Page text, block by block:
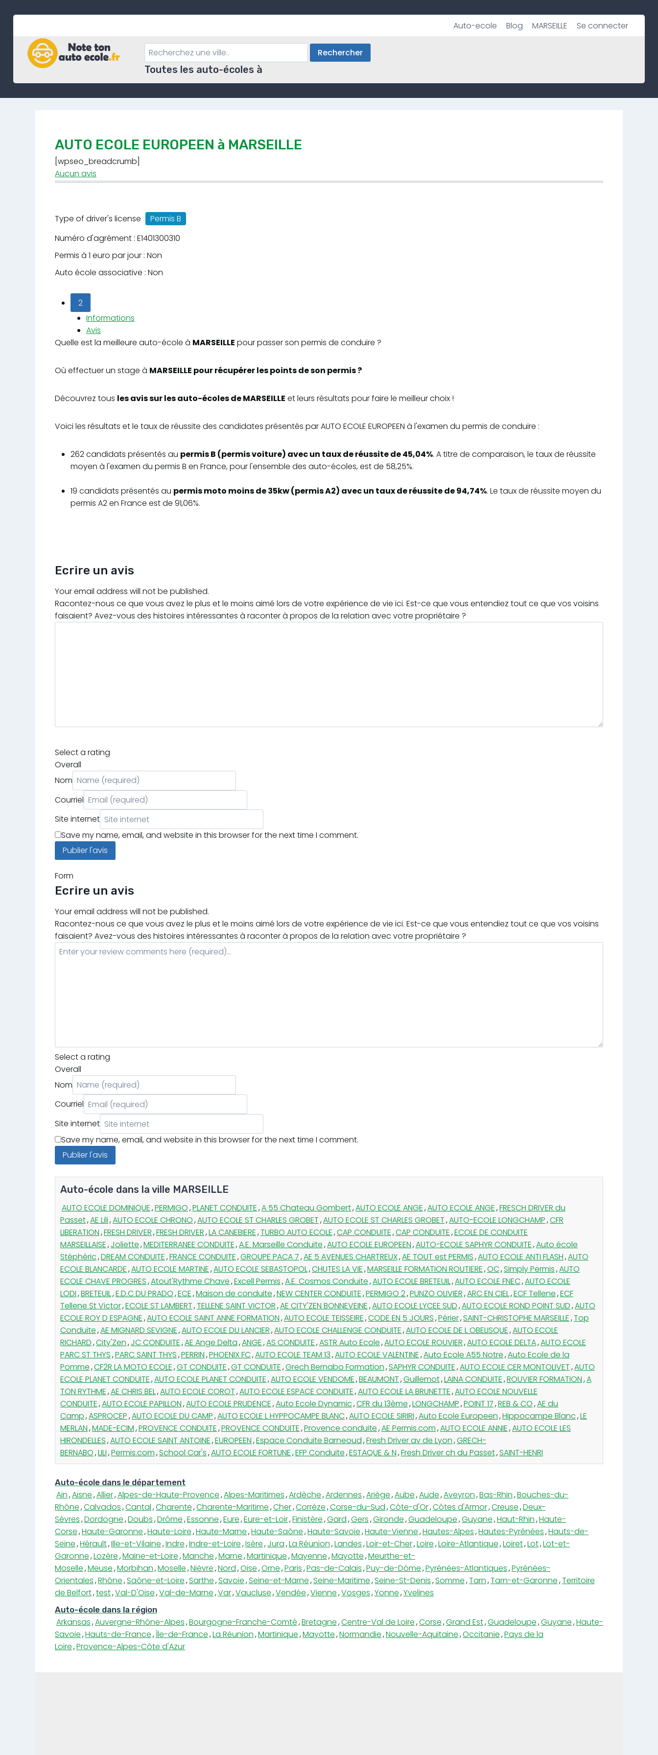
Auto-ecole Blog MARSEILLE Se connecter
Rechercher
Toutes les auto-écoles à
AUTO ECOLE EUROPEEN à MARSEILLE
[wpseo_breadcrumb]
Aucun avis
Type of driver's license
Permis B
Numéro d'agrément : E1401300310
Permis à 1 euro par jour : Non
Auto école associative : Non
2
Informations
Avis
Quelle est la meilleure auto-école à MARSEILLE pour passer son permis de conduire ?
Où effectuer un stage à MARSEILLE pour récupérer les points de son permis ?
Découvrez tous les avis sur les auto-écoles de MARSEILLE et leurs résultats pour faire le meilleur choix !
Voici les résultats et le taux de réussite des candidates présentés par AUTO ECOLE EUROPEEN à l'examen du permis de conduire :
262 candidats présentés au permis B (permis voiture) avec un taux de réussite de 45,04%. A titre de comparaison, le taux de réussite
moyen à l'examen du permis B en France, pour l'ensemble des auto-écoles, est de 58,25%.
19 candidats présentés au permis moto moins de 35kw (permis A2) avec un taux de réussite de 94,74%. Le taux de réussite moyen du
permis A2 en France est de 91,06%.
Ecrire un avis
Your email address will not be published.
Racontez-nous ce que vous avez le plus et le moins aimé lors de votre expérience de vie ici. Est-ce que vous entendiez tout ce que vos voisins
faisaient? Avez-vous des histoires intéressantes à raconter à propos de la relation avec votre propriétaire ?
Select a rating
Overall
Nom
Courriel
Site internet
Save my name, email, and website in this browser for the next time I comment.
Form
Ecrire un avis
Your email address will not be published.
Racontez-nous ce que vous avez le plus et le moins aimé lors de votre expérience de vie ici. Est-ce que vous entendiez tout ce que vos voisins
faisaient? Avez-vous des histoires intéressantes à raconter à propos de la relation avec votre propriétaire ?
Select a rating
Overall
Nom
Courriel
Site internet
Save my name, email, and website in this browser for the next time I comment.
Auto-école dans la ville MARSEILLE
AUTO ECOLE DOMINIQUE,PERMIGO,PLANET CONDUITE,A 55 Chateau Gombert,AUTO ECOLE ANGE,AUTO ECOLE ANGE,FRESCH DRIVER du
Passet,AE Lili,AUTO ECOLE CHRONO,AUTO ECOLE ST CHARLES GROBET,AUTO ECOLE ST CHARLES GROBET,AUTO-ECOLE LONGCHAMP,CFR
LIBERATION,FRESH DRIVER,FRESH DRIVER,LA CANEBIERE,TURBO AUTO ECOLE,CAP CONDUITE,CAP CONDUITE,ECOLE DE CONDUITE
MARSEILLAISE,Joliette,MEDITERRANEE CONDUITE,A.E. Marseille Conduite,AUTO ECOLE EUROPEEN,AUTO-ECOLE SAPHYR CONDUITE,Auto école
Stéphéric,DREAM CONDUITE,FRANCE CONDUITE,GROUPE PACA 7,AE 5 AVENUES CHARTREUX,AE TOUT est PERMIS,AUTO ECOLE ANTI FLASH,AUTO
ECOLE BLANCARDE,AUTO ECOLE MARTINE,AUTO ECOLE SEBASTOPOL,CHUTES LA VIE,MARSEILLE FORMATION ROUTIERE,OC,Simply Permis,AUTO
ECOLE CHAVE PROGRES,Atout'Rythme Chave,Excell Permis,A.E. Cosmos Conduite,AUTO ECOLE BRETEUIL,AUTO ECOLE FNEC,AUTO ECOLE
LODI,BRETEUIL,E.D.C DU PRADO,ECE,Maison de conduite,NEW CENTER CONDUITE,PERMIGO 2,PUNZO OLIVIER,ARC EN CIEL,ECF Tellene,ECF
Tellene St Victor,ECOLE ST LAMBERT,TELLENE SAINT VICTOR,AE CITY'ZEN BONNEVEINE,AUTO ECOLE LYCEE SUD,AUTO ECOLE ROND POINT SUD,AUTO
ECOLE ROY D ESPAGNE,AUTO ECOLE SAINT ANNE FORMATION,AUTO ECOLE TEISSEIRE,CODE EN 5 JOURS,Périer,SAINT-CHRISTOPHE MARSEILLE,Top
Conduite,AE MIGNARD SEVIGNE,AUTO ECOLE DU LANCIER,AUTO ECOLE CHALLENGE CONDUITE,AUTO ECOLE DE L OBELISQUE,AUTO ECOLE
RICHARD,City'Zen,JC CONDUITE,AE Ange Delta,ANGE,AS CONDUITE,ASTR Auto Ecole,AUTO ECOLE ROUVIER,AUTO ECOLE DELTA,AUTO ECOLE
PARC ST THYS,PARC SAINT THYS,PERRIN,PHOENIX FC,AUTO ECOLE TEAM 13,AUTO ECOLE VALENTINE,Auto Ecole A55 Notre,Auto Ecole de la
Pomme,CF2R LA MOTO ECOLE,GT CONDUITE,GT CONDUITE,Grech Bernabo Formation,SAPHYR CONDUITE,AUTO ECOLE CER MONTOLIVET,AUTO
ECOLE PLANET CONDUITE,AUTO ECOLE PLANET CONDUITE,AUTO ECOLE VENDOME,BEAUMONT,Guillemot,LAINA CONDUITE,ROUVIER FORMATION,A
TON RYTHME,AE CHRIS BEL,AUTO ECOLE COROT,AUTO ECOLE ESPACE CONDUITE,AUTO ECOLE LA BRUNETTE,AUTO ECOLE NOUVELLE
CONDUITE,AUTO ECOLE PAPILLON,AUTO ECOLE PRUDENCE,Auto Ecole Dynamic,CFR du 13ème,LONGCHAMP,POINT 17,REB & CO,AE du
Camp,ASPROCEP,AUTO ECOLE DU CAMP,AUTO ECOLE L HYPPOCAMPE BLANC,AUTO ECOLE SIRIRI,Auto Ecole Europeen,Hippocampe Blanc,LE
MERLAN,MADE-ECIM,PROVENCE CONDUITE,PROVENCE CONDUITE,Provence conduite,AE Permis.com,AUTO ECOLE ANNIE,AUTO ECOLE LES
HIRONDELLES,AUTO ECOLE SAINT ANTOINE,EUROPEEN,Espace Conduite Barneoud,Fresh Driver av de Lyon,GRECH-
BERNABO,LILI,Permis.com,School Car's,AUTO ECOLE FORTUNE,EFP Conduite,ESTAQUE & N,Fresh Driver ch du Passet,SAINT-HENRI
Auto-école dans le département
Ain,Aisne,Allier,Alpes-de-Haute-Provence,Alpes-Maritimes,Ardèche,Ardennes,Ariège,Aube,Aude,Aveyron,Bas-Rhin,Bouches-du-
Rhône,Calvados,Cantal,Charente,Charente-Maritime,Cher,Corrèze,Corse-du-Sud,Côte-d'Or,Côtes d'Armor,Creuse,Deux-
Sèvres,Dordogne,Doubs,Drôme,Essonne,Eure,Eure-et-Loir,Finistère,Gard,Gers,Gironde,Guadeloupe,Guyane,Haut-Rhin,Haute-
Corse,Haute-Garonne,Haute-Loire,Haute-Marne,Haute-Saône,Haute-Savoie,Haute-Vienne,Hautes-Alpes,Hautes-Pyrénées,Hauts-de-
Seine,Hérault,Ille-et-Vilaine,Indre,Indre-et-Loire,Isère,Jura,La Réunion,Landes,Loir-et-Cher,Loire,Loire-Atlantique,Loiret,Lot,Lot-et-
Garonne,Lozère,Maine-et-Loire,Manche,Marne,Martinique,Mayenne,Mayotte,Meurthe-et-
Moselle,Meuse,Morbihan,Moselle,Nièvre,Nord,Oise,Orne,Paris,Pas-de-Calais,Puy-de-Dôme,Pyrénées-Atlantiques,Pyrénées-
Orientales,Rhône,Saône-et-Loire,Sarthe,Savoie,Seine-et-Marne,Seine-Maritime,Seine-St-Denis,Somme,Tarn,Tarn-et-Garonne,Territoire
de Belfort,test,Val-D'Oise,Val-de-Marne,Var,Vaucluse,Vendée,Vienne,Vosges,Yonne,Yvelines
Auto-école dans la région
Arkansas,Auvergne-Rhône-Alpes,Bourgogne-Franche-Comté,Bretagne,Centre-Val de Loire,Corse,Grand Est,Guadeloupe,Guyane,Haute-
Savoie,Hauts-de-France,Île-de-France,La Réunion,Martinique,Mayotte,Normandie,Nouvelle-Aquitaine,Occitanie,Pays de la
Loire,Provence-Alpes-Côte d'Azur